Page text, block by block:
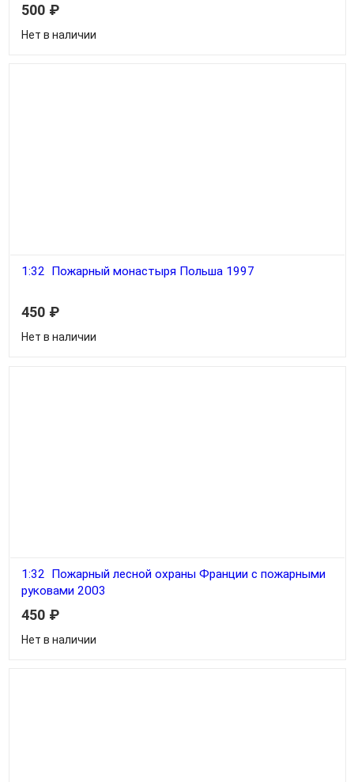
500 ₽
Нет в наличии
1:32 Пожарный монастыря Польша 1997
450 ₽
Нет в наличии
1:32 Пожарный лесной охраны Франции с пожарными
руковами 2003
450 ₽
Нет в наличии